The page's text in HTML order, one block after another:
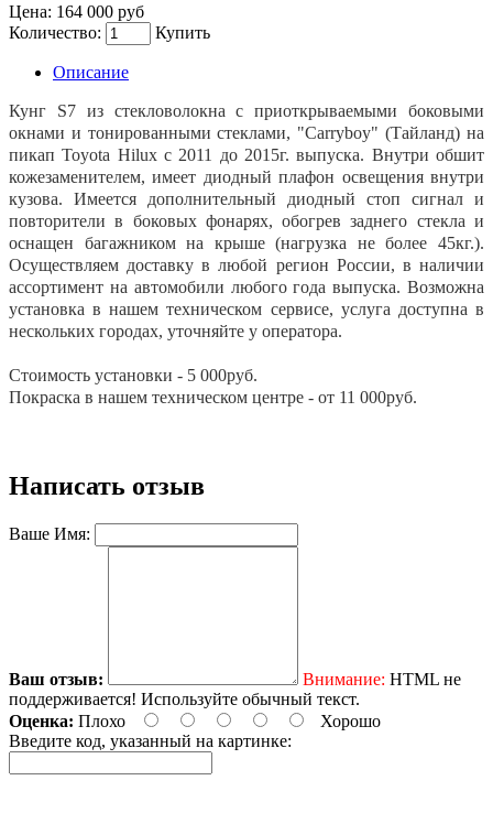
Цена: 164 000 руб
Количество:
Купить
Описание
Кунг S7 из стекловолокна с приоткрываемыми боковыми
окнами и тонированными стеклами, "Carryboy" (Тайланд) на
пикап Toyota Hilux с 2011 до 2015г. выпуска. Внутри обшит
кожезаменителем, имеет диодный плафон освещения внутри
кузова. Имеется дополнительный диодный стоп сигнал и
повторители в боковых фонарях, обогрев заднего стекла и
оснащен багажником на крыше (нагрузка не более 45кг.).
Осуществляем доставку в любой регион России, в наличии
ассортимент на автомобили любого года выпуска. Возможна
установка в нашем техническом сервисе, услуга доступна в
нескольких городах, уточняйте у оператора.
Стoимoсть устанoвки - 5 000руб.
Покраска в нашем техническом центре - от 11 000руб.
Написать отзыв
Ваше Имя:
Ваш отзыв: Внимание: HTML не
поддерживается! Используйте обычный текст.
Оценка: Плохо
Хорошо
Введите код, указанный на картинке: